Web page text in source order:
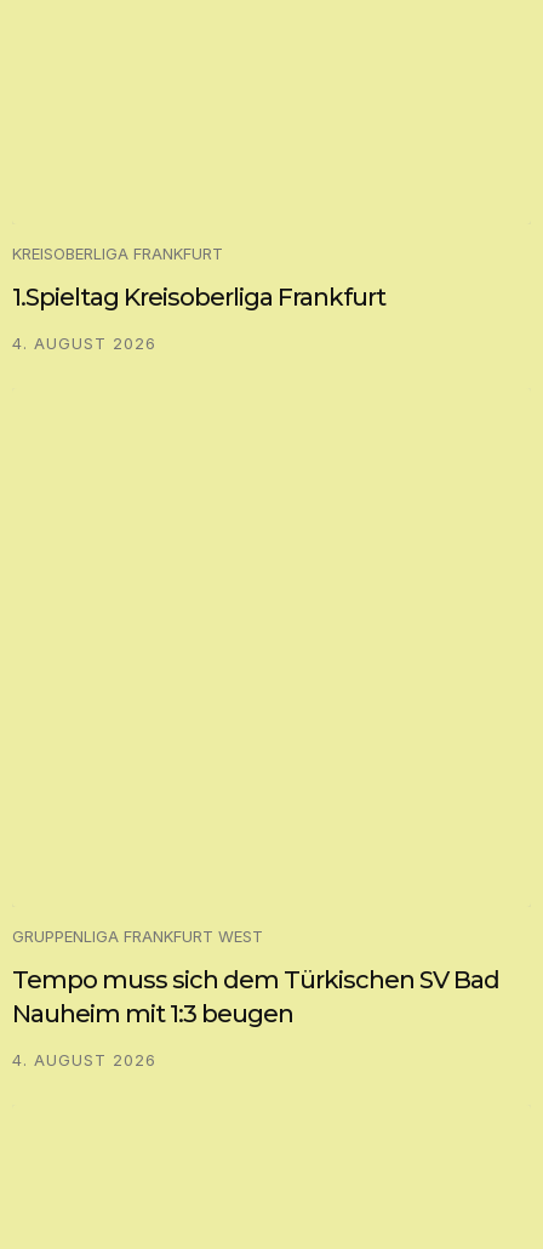
KREISOBERLIGA FRANKFURT
1.Spieltag Kreisoberliga Frankfurt
4. AUGUST 2026
GRUPPENLIGA FRANKFURT WEST
Tempo muss sich dem Türkischen SV Bad
Nauheim mit 1:3 beugen
4. AUGUST 2026